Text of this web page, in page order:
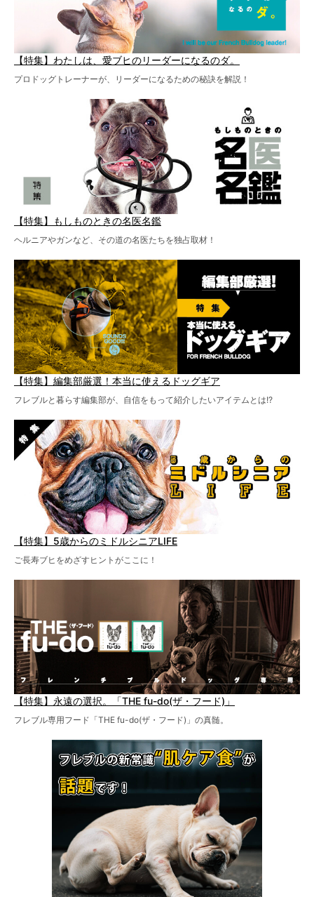
【特集】わたしは、愛ブヒのリーダーになるのダ。
プロドッグトレーナーが、リーダーになるための秘訣を解説！
【特集】もしものときの名医名鑑
ヘルニアやガンなど、その道の名医たちを独占取材！
【特集】編集部厳選！本当に使えるドッグギア
フレブルと暮らす編集部が、自信をもって紹介したいアイテムとは!?
【特集】5歳からのミドルシニアLIFE
ご長寿ブヒをめざすヒントがここに！
【特集】永遠の選択。「THE fu-do(ザ・フード)」
フレブル専用フード「THE fu-do(ザ・フード)」の真髄。